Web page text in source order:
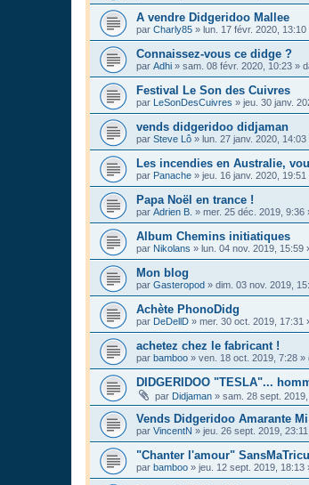
A vendre Didgeridoo Mallee
par Charly85 » lun. 17 févr. 2020, 13:10
Connaissez-vous ce didge ?
par Adhi » sam. 08 févr. 2020, 10:23 »
Festival Le Son des Cuivres
par LeSonDesCuivres » jeu. 30 janv.
vends didgeridoo didjaman
par Steve Lô » lun. 27 janv. 2020, 14:03
Les incendies en Australie,
par Panache » jeu. 16 janv. 2020, 19:51
Papa Noël en trance !
par Adrien B. » mer. 25 déc. 2019, 9:36
Album Chemins initiatiques
par Nikolans » lun. 04 nov. 2019, 15:59
Mon blog
par Gasteropod » dim. 03 nov. 2019,
Achète PhonoDidg
par DeDellD » mer. 30 oct. 2019, 17:31
achetez chez le fabricant !
par bamboo » ven. 18 oct. 2019, 7:28 »
DIDGERIDOO "TESLA"...
par Didjaman » sam. 28 sept.
Vends Didgeridoo Amarante Mi
par VincentN » jeu. 26 sept. 2019, 23:11
"Chanter l'amour"
par bamboo » jeu. 12 sept. 2019, 18:13